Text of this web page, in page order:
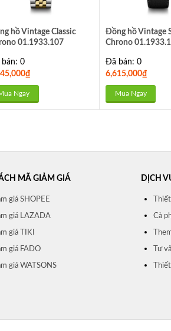
hồ Vintage Classic
01.1933.107
0
₫
Ngay
Đồng hồ Vintage
Chrono
Đã bán: 0
6,615,000₫
Mua Ngay
MÃ GIẢM GIÁ
giá SHOPEE
giá LAZADA
giá TIKI
giá FADO
giá WATSONS
DỊCH
Cà
Tư